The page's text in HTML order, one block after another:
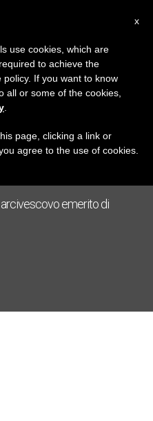
emerito di
x
use cookies, which are
to achieve the
If you want to know
all or some of the cookies,
page, clicking a link or
agree to the use of cookies.